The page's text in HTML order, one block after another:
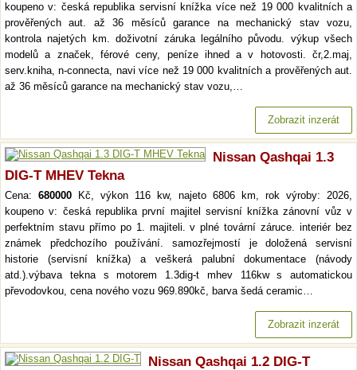
koupeno v: česká republika servisní knížka více než 19 000 kvalitních a
prověřených aut. až 36 měsíců garance na mechanický stav vozu,
kontrola najetých km. doživotní záruka legálního původu. výkup všech
modelů a značek, férové ceny, peníze ihned a v hotovosti. čr,2.maj,
serv.kniha, n-connecta, navi více než 19 000 kvalitních a prověřených aut.
až 36 měsíců garance na mechanický stav vozu,…
Zobrazit inzerát
Nissan Qashqai 1.3
DIG-T MHEV Tekna
Cena: 680000 Kč, výkon 116 kw, najeto 6806 km, rok výroby: 2026,
koupeno v: česká republika první majitel servisní knížka zánovní vůz v
perfektním stavu přímo po 1. majiteli. v plné tovární záruce. interiér bez
známek předchozího používání. samozřejmostí je doložená servisní
historie (servisní knížka) a veškerá palubní dokumentace (návody
atd.).výbava tekna s motorem 1.3dig-t mhev 116kw s automatickou
převodovkou, cena nového vozu 969.890kč, barva šedá ceramic…
Zobrazit inzerát
Nissan Qashqai 1.2 DIG-T